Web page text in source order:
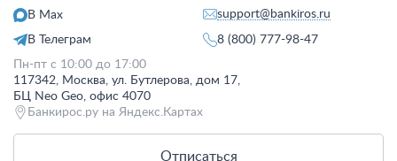
В Max
В Телеграм
support@bankiros.ru
8 (800) 777-98-47
Пн-пт с 10:00 до 17:00
117342, Москва, ул. Бутлерова, дом 17,
БЦ Neo Geo, офис 4070
Банкирос.ру на Яндекс.Картах
Отписаться